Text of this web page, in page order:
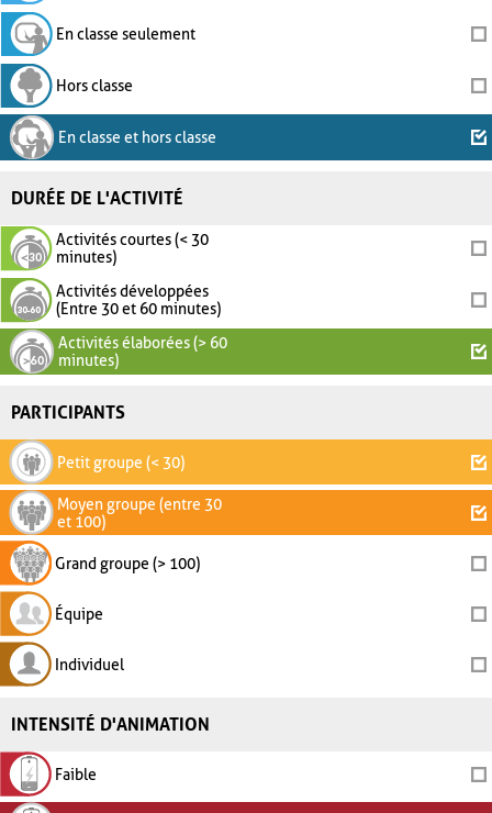
En classe seulement
Hors classe
En classe et hors classe
DURÉE DE L'ACTIVITÉ
Activités courtes (< 30
minutes)
Activités développées
(Entre 30 et 60 minutes)
Activités élaborées (> 60
minutes)
PARTICIPANTS
Petit groupe (< 30)
Moyen groupe (entre 30
et 100)
Grand groupe (> 100)
Équipe
Individuel
INTENSITÉ D'ANIMATION
Faible